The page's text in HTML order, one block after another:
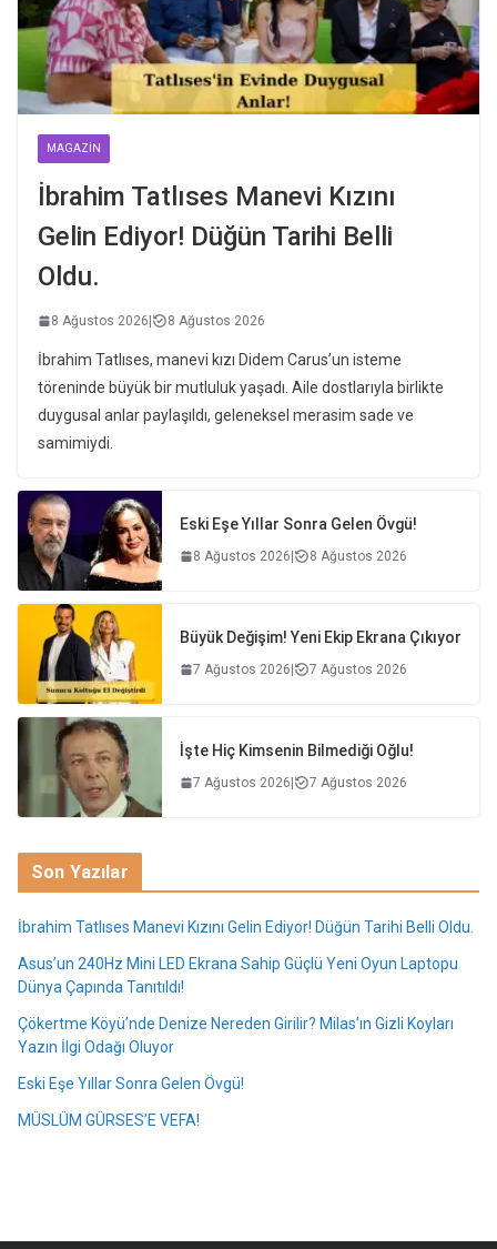
MAGAZIN
İbrahim Tatlıses Manevi Kızını
Gelin Ediyor! Düğün Tarihi Belli
Oldu.
8 Ağustos 2026| 8 Ağustos 2026
İbrahim Tatlıses, manevi kızı Didem Carus’un isteme
töreninde büyük bir mutluluk yaşadı. Aile dostlarıyla birlikte
duygusal anlar paylaşıldı, geleneksel merasim sade ve
samimiydi.
Eski Eşe Yıllar Sonra Gelen Övgü!
8 Ağustos 2026| 8 Ağustos 2026
Büyük Değişim! Yeni Ekip Ekrana Çıkıyor
7 Ağustos 2026| 7 Ağustos 2026
İşte Hiç Kimsenin Bilmediği Oğlu!
7 Ağustos 2026| 7 Ağustos 2026
Son Yazılar
İbrahim Tatlıses Manevi Kızını Gelin Ediyor! Düğün Tarihi Belli Oldu.
Asus’un 240Hz Mini LED Ekrana Sahip Güçlü Yeni Oyun Laptopu
Dünya Çapında Tanıtıldı!
Çökertme Köyü’nde Denize Nereden Girilir? Milas’ın Gizli Koyları
Yazın İlgi Odağı Oluyor
Eski Eşe Yıllar Sonra Gelen Övgü!
MÜSLÜM GÜRSES’E VEFA!